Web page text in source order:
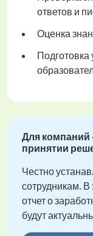
ответов и
Оценка
Для компаний
принятии
Честно
сотрудникам.
отчет о
будут